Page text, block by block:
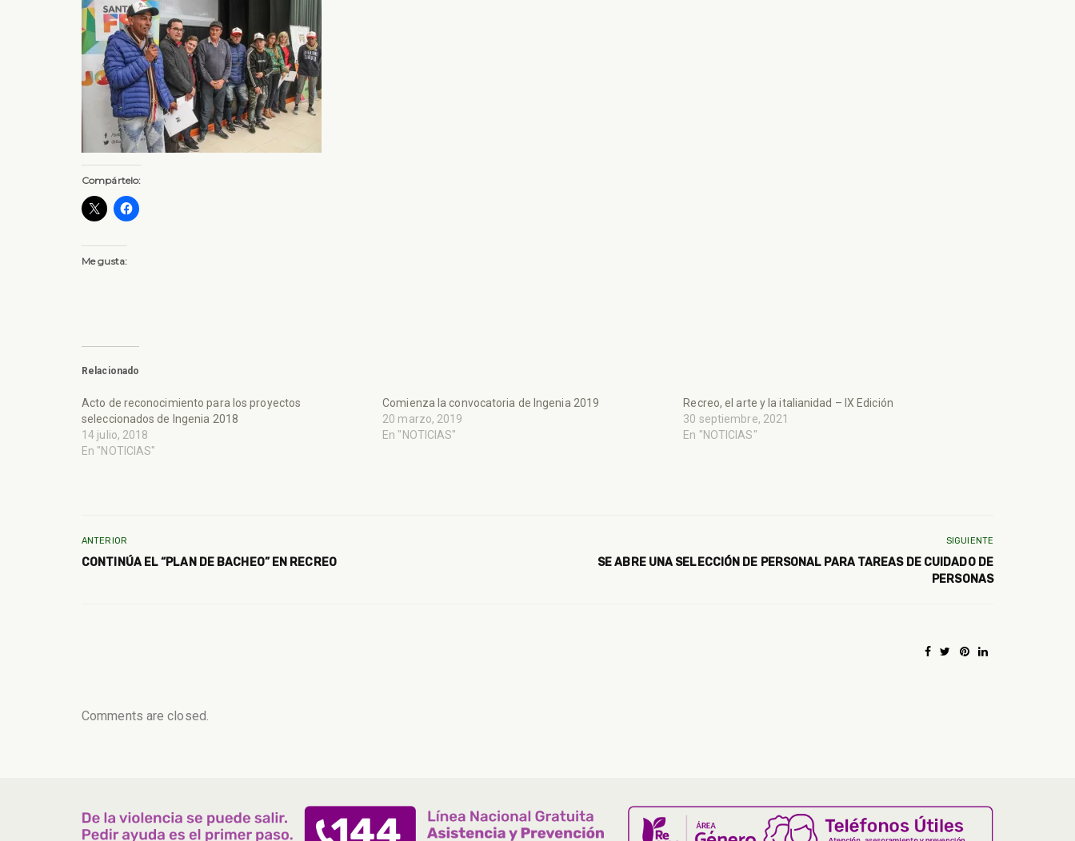
Compártelo:
Me gusta:
Relacionado
Acto de reconocimiento para los proyectos
seleccionados de Ingenia 2018
14 julio, 2018
En "NOTICIAS"
Comienza la convocatoria de Ingenia 2019
20 marzo, 2019
En "NOTICIAS"
Recreo, el arte y la italianidad – IX Edición
30 septiembre, 2021
En "NOTICIAS"
ANTERIOR
CONTINÚA EL “PLAN DE BACHEO” EN RECREO
SIGUIENTE
SE ABRE UNA SELECCIÓN DE PERSONAL PARA TAREAS DE CUIDADO DE
PERSONAS
Comments are closed.